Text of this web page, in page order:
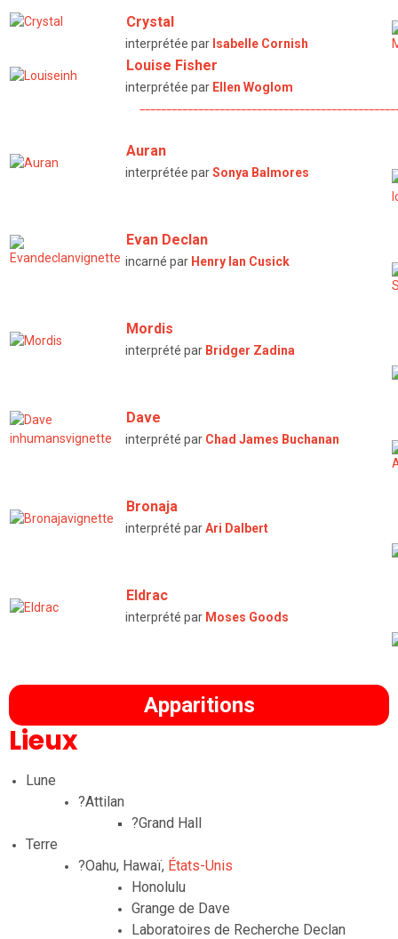
Crystal
interprétée par Isabelle Cornish
Louise Fisher
interprétée par Ellen Woglom
Auran
interprétée parSonya Balmores
Evan Declan
incarné par Henry Ian Cusick
Mordis
interprété par Bridger Zadina
Dave
interprété par Chad James Buchanan
Bronaja
interprété parAri Dalbert
Eldrac
interprété par Moses Goods
Apparitions
Lieux
Lune
?Attilan
?Grand Hall
Terre
?Oahu, Hawaï, États-Unis
Honolulu
Grange de Dave
Laboratoires de Recherche Declan